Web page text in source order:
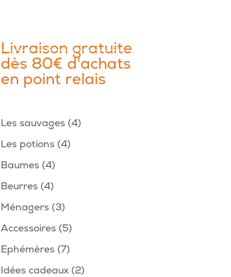
Livraison gratuite
dès 80€ d'achats
en point relais
Les sauvages 44
Les potions 44
Baumes 44
produits
Beurres 44
produits
Ménagers 33
produits
Accessoires 55
produits
Ephémères 77
produits
Idées cadeaux 22